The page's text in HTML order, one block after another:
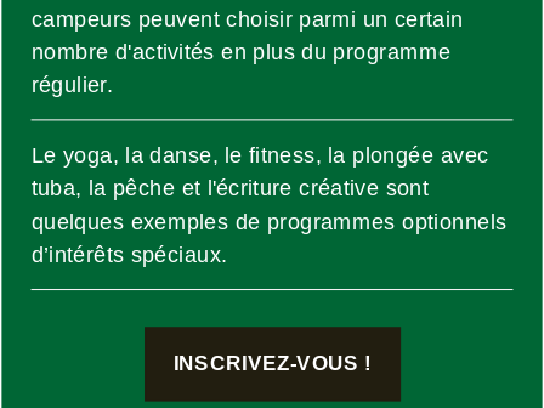
campeurs peuvent choisir parmi un certain
nombre d'activités en plus du programme
régulier.
Le yoga, la danse, le fitness, la plongée avec
tuba, la pêche et l'écriture créative sont
quelques exemples de programmes optionnels
d’intérêts spéciaux.
INSCRIVEZ-VOUS !